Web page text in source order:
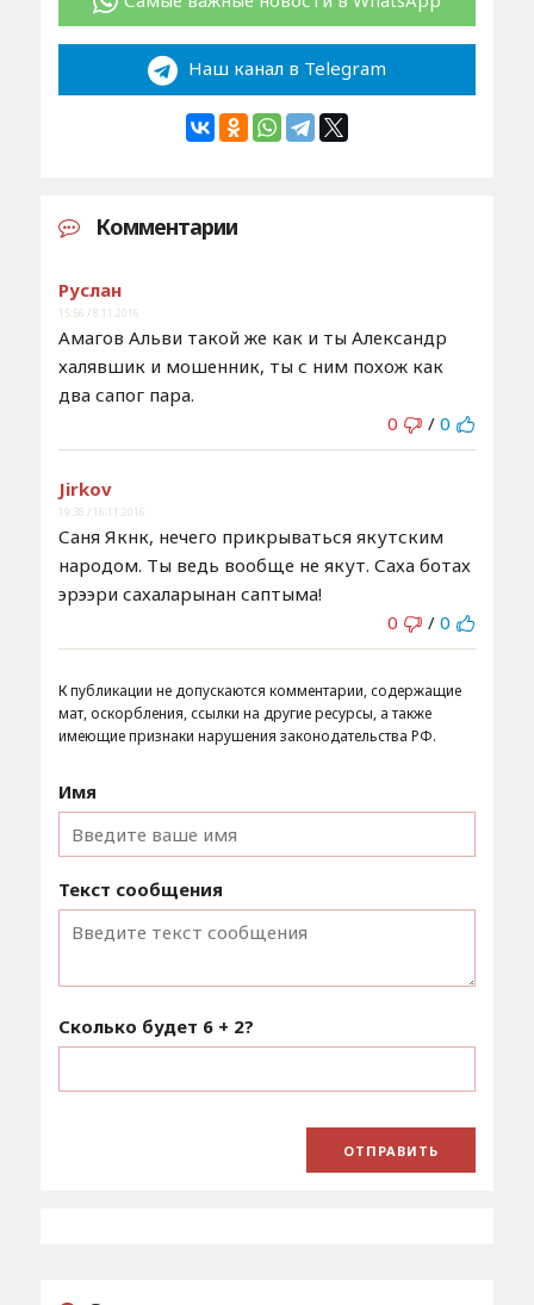
Наш канал в Telegram
Комментарии
Руслан
15:56 / 8.11.2016
Амагов Альви такой же как и ты Александр
халявшик и мошенник, ты с ним похож как
два сапог пара.
0
/ 0
Jirkov
19:38 / 16.11.2016
Саня Якнк, нечего прикрываться якутским
народом. Ты ведь вообще не якут. Саха ботах
эрээри сахаларынан саптыма!
0
/ 0
К публикации не допускаются комментарии, содержащие
мат, оскорбления, ссылки на другие ресурсы, а также
имеющие признаки нарушения законодательства РФ.
Имя
Текст сообщения
Сколько будет 6 + 2?